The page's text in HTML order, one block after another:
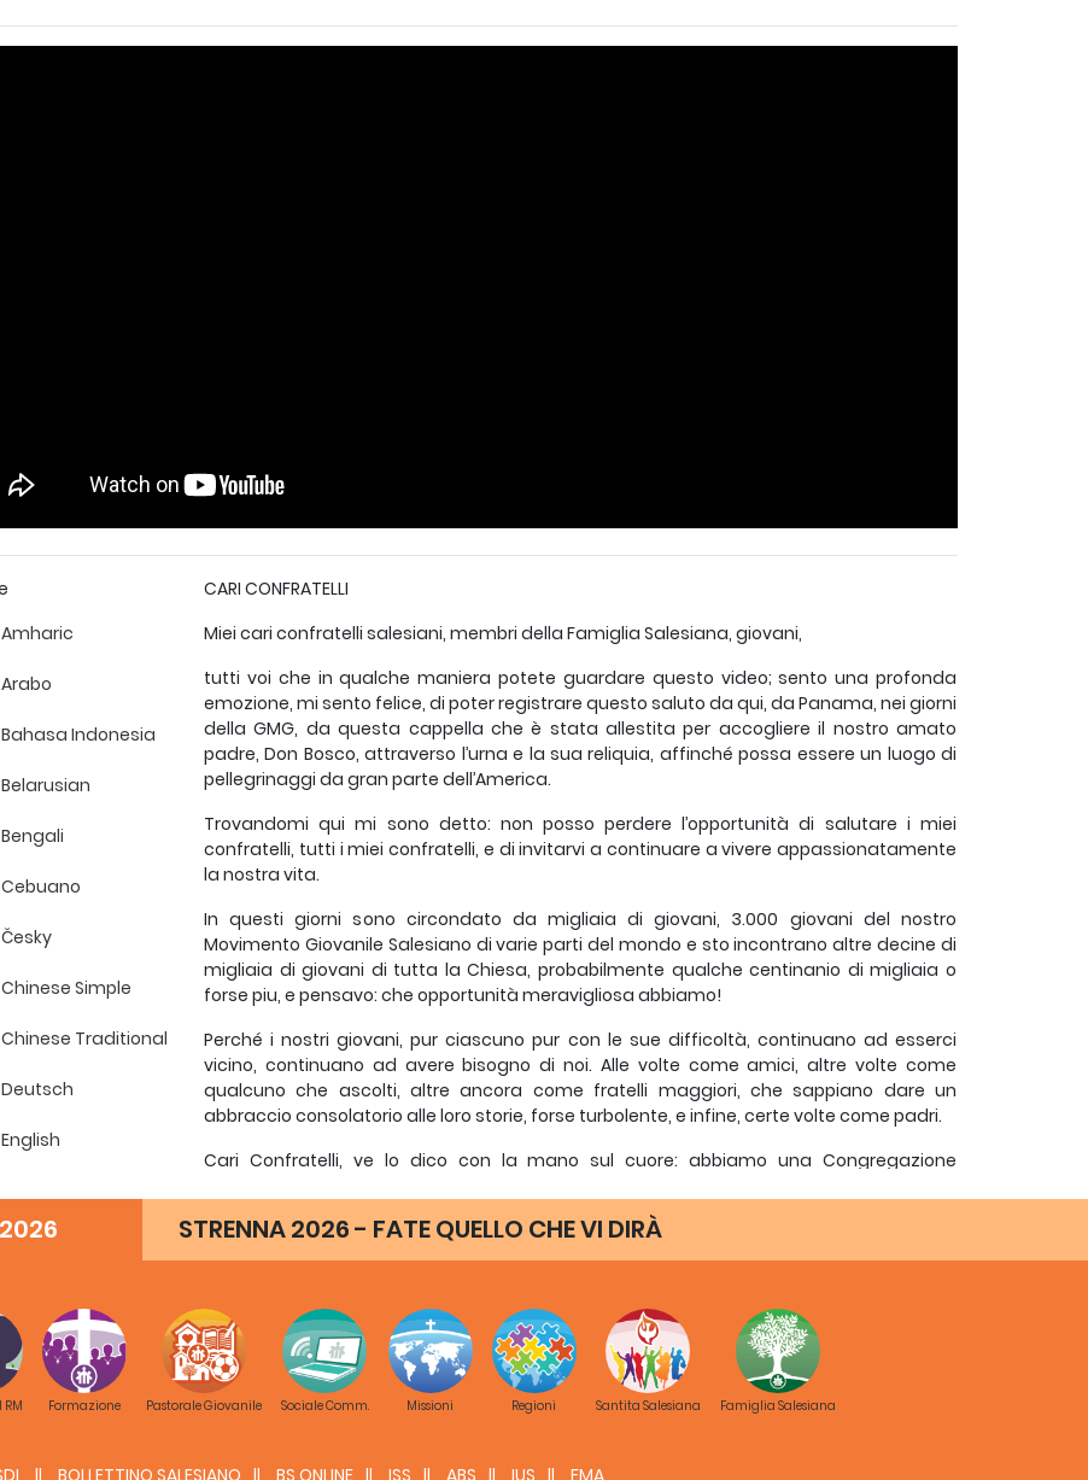
Amharic
Arabo
Bahasa Indonesia
Belarusian
Bengali
Cebuano
Česky
Chinese Simple
Chinese Traditional
Deutsch
English
Français
Hrvatski
Italiano
CARI CONFRATELLI
Miei cari confratelli salesiani, membri della Famiglia Salesiana, giovani,
tutti voi che in qualche maniera potete guardare questo video; sento una profonda
emozione, mi sento felice, di poter registrare questo saluto da qui, da Panama, nei giorni
della GMG, da questa cappella che è stata allestita per accogliere il nostro amato
padre, Don Bosco, attraverso l’urna e la sua reliquia, affinché possa essere un luogo di
pellegrinaggi da gran parte dell’America.
Trovandomi qui mi sono detto: non posso perdere l’opportunità di salutare i miei
confratelli, tutti i miei confratelli, e di invitarvi a continuare a vivere appassionatamente
la nostra vita.
In questi giorni sono circondato da migliaia di giovani, 3.000 giovani del nostro
Movimento Giovanile Salesiano di varie parti del mondo e sto incontrano altre decine di
migliaia di giovani di tutta la Chiesa, probabilmente qualche centinanio di migliaia o
forse piu, e pensavo: che opportunità meravigliosa abbiamo!
Perché i nostri giovani, pur ciascuno pur con le sue difficoltà, continuano ad esserci
vicino, continuano ad avere bisogno di noi. Alle volte come amici, altre volte come
qualcuno che ascolti, altre ancora come fratelli maggiori, che sappiano dare un
abbraccio consolatorio alle loro storie, forse turbolente, e infine, certe volte come padri.
Cari Confratelli, ve lo dico con la mano sul cuore: abbiamo una Congregazione
nel mondo che sono meravigliosi, e molti di essi non hanno opportunità, ma hanno
ancora noi.
un’autentica passione educativa ed evangelizzatrice salesiana.
Voglio invitarvi alla speranza, voglio invitarvi a trasformare in realtà i sogni di Dio per i
nostri giovani, i nostri ragazzi e ragazze. Voglio invitarvi a vivere una vita assolutamente
autentica, dove il nostro stile di vita sia qualcosa di così attraente che non sia possibile
Voglio invitarvi, in definitiva, ad essere Salesiani di Don Bosco sempre, come Don Bosco ci
STRENNA 2026 - FATE QUELLO CHE VI DIRÀ
Formazione Pastorale Giovanile Sociale Comm. Missioni Regioni Santita Salesiana Famiglia Salesiana